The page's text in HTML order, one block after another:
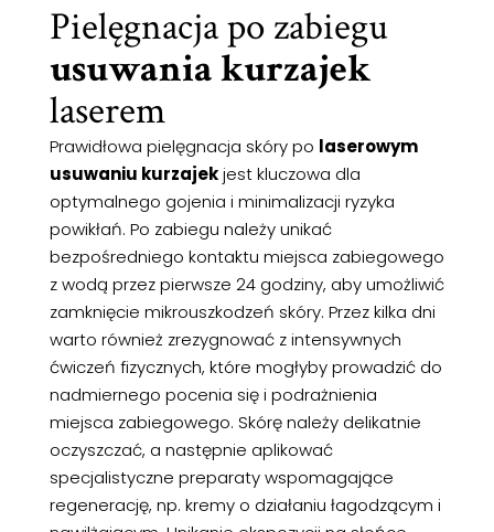
Pielęgnacja po zabiegu
usuwania kurzajek
laserem
Prawidłowa pielęgnacja skóry po laserowym
usuwaniu kurzajekjest kluczowa dla
optymalnego gojenia i minimalizacji ryzyka
powikłań. Po zabiegu należy unikać
bezpośredniego kontaktu miejsca zabiegowego
z wodą przez pierwsze 24 godziny, aby umożliwić
zamknięcie mikrouszkodzeń skóry. Przez kilka dni
warto również zrezygnować z intensywnych
ćwiczeń fizycznych, które mogłyby prowadzić do
nadmiernego pocenia się i podrażnienia
miejsca zabiegowego. Skórę należy delikatnie
oczyszczać, a następnie aplikować
specjalistyczne preparaty wspomagające
regenerację, np. kremy o działaniu łagodzącym i